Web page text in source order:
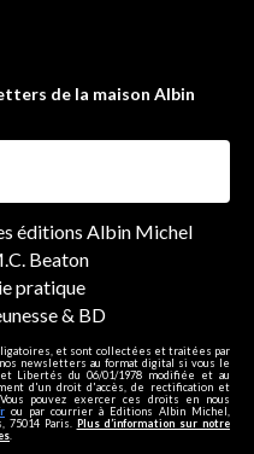
de la maison Albin
éditions Albin Michel
Beaton
pratique
& BD
et sont collectées et traitées par
newsletters au format digital si vous le
Libertés du 06/01/1978 modifiée et au
d'un droit d'accès, de rectification et
pouvez exercer ces droits en nous
ou par courrier à Editions Albin Michel,
75014 Paris. Plus d’information sur notre